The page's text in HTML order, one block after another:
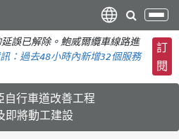
主
要
容
切
換
導
航
誤已解除。鮑威爾纜車線路進
： 過去48小時內新增32個服務
訂
閱
自行車道改善工程
即將動工建設